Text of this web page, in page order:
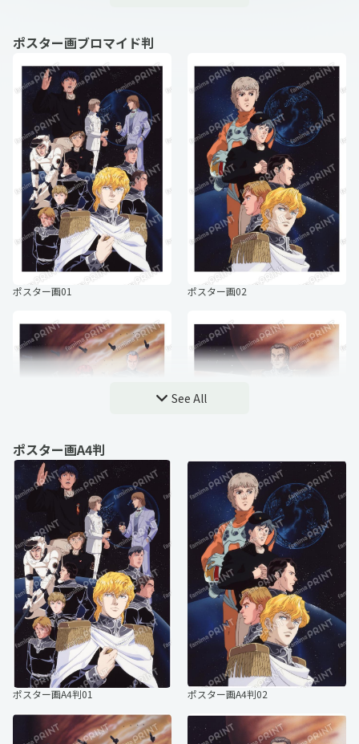
【シェーンコップ】名言ブロマイド 【ユリアン】名言ブロマイド
【アッテンボロー】名言ブロマイド 【ポプラン】名言ブロマイド
【ファーレンハイト】名言ブロマイ
【ワーレン】名言ブロマイド
【キャゼルヌ】名言ブロマイド 【メルカッツ】名言ブロマイド
ポスター画ブロマイド判
ポスター画01 ポスター画02
ポスター画03 ポスター画04
See All
ポスター画A4判
ポスター画A4判01 ポスター画A4判02